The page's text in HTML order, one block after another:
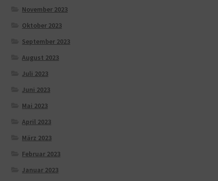
November 2023
Oktober 2023
September 2023
August 2023
Juli 2023
Juni 2023
Mai 2023
April 2023
März 2023
Februar 2023
Januar 2023